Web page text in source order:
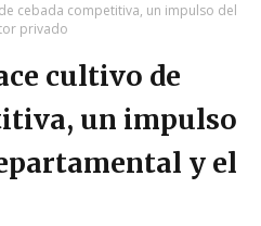
cebada competitiva, un impulso del
privado
cultivo de
un impulso
y el